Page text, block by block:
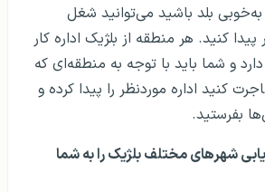
به‌خوبی بلد باشید می‌توانید شغل
کنید. هر منطقه از بلژیک اداره کار
و شما باید با توجه به منطقه‌ای که
کنید اداره موردنظر را پیدا کرده و
بفرستید.
شهرهای مختلف بلژیک را به شما